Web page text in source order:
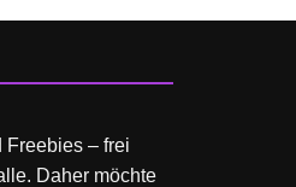
– frei
Daher möchte